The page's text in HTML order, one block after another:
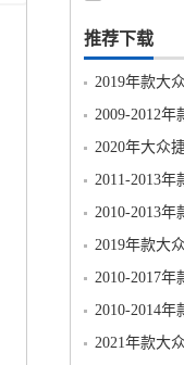
推荐下载
2019年款大
电路图线路
2009-2012年
BOXSTER
2020年大众
路图线路图
2011-2013
维修手册电
2010-2013
修手册电路
2019年款大
电路图线路
2010-2017年
电路图线路
2010-2014
册电路图线
2021年款大